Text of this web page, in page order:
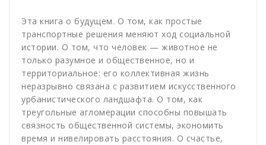
Эта книга о будущем. О том, как простые
транспортные решения меняют ход социальной
истории. О том, что человек — животное не
только разумное и общественное, но и
территориальное: его коллективная жизнь
неразрывно связана с развитием искусственного
урбанистического ландшафта. О том, как
треугольные агломерации способны повышать
связность общественной системы, экономить
время и нивелировать расстояния. О счастье,